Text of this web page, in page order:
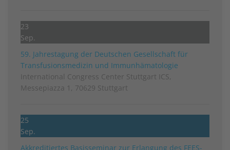
23
Sep.
59. Jahrestagung der Deutschen Gesellschaft für
Transfusionsmedizin und Immunhämatologie
International Congress Center Stuttgart ICS,
Messepiazza 1, 70629 Stuttgart
25
Sep.
Akkreditiertes Basisseminar zur Erlangung des FEES-